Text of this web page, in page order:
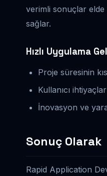
verimli sonuçlar elde
sağlar.
Hızlı Uygulama
Proje süresinin
Kullanıcı
İnovasyon ve
Sonuç Olarak
Rapid Application